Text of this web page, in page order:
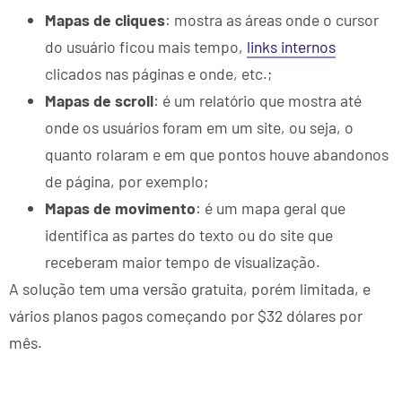
Mapas de cliques: mostra as áreas onde o cursor
do usuário ficou mais tempo, links internos
clicados nas páginas e onde, etc.;
Mapas de scroll: é um relatório que mostra até
onde os usuários foram em um site, ou seja, o
quanto rolaram e em que pontos houve abandonos
de página, por exemplo;
Mapas de movimento: é um mapa geral que
identifica as partes do texto ou do site que
receberam maior tempo de visualização.
A solução tem uma versão gratuita, porém limitada, e
vários planos pagos começando por $32 dólares por
mês.